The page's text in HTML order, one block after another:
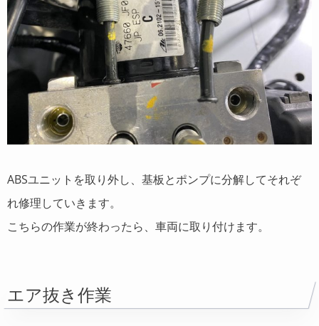
ABSユニットを取り外し、基板とポンプに分解してそれぞ
れ修理していきます。
こちらの作業が終わったら、車両に取り付けます。
エア抜き作業